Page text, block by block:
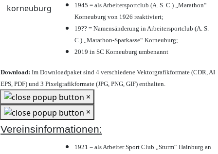
1945 = als Arbeitersportclub (A. S. C.) „Marathon“
Korneuburg von 1926 reaktiviert;
19?? = Namensänderung in Arbeitersportclub (A. S.
C.) „Marathon-Sparkasse“ Korneuburg;
2019 in SC Korneuburg umbenannt
Download: Im Downloadpaket sind 4 verschiedene Vektorgrafikformate (CDR, AI
EPS, PDF) und 3 Pixelgrafikformate (JPG, PNG, GIF) enthalten.
×
×
Vereinsinformationen:
1921 = als Arbeiter Sport Club „Sturm“ Hainburg an